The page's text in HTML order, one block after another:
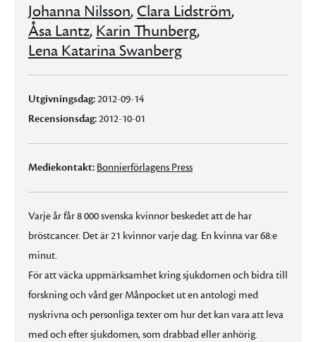
Johanna Nilsson, Clara Lidström,
Åsa Lantz, Karin Thunberg,
Lena Katarina Swanberg
Utgivningsdag:2012-09-14
Recensionsdag:2012-10-01
Mediekontakt: Bonnierförlagens Press
Varje år får 8 000 svenska kvinnor beskedet att de har
bröstcancer. Det är 21 kvinnor varje dag. En kvinna var 68:e
minut.
För att väcka uppmärksamhet kring sjukdomen och bidra till
forskning och vård ger Månpocket ut en antologi med
nyskrivna och personliga texter om hur det kan vara att leva
med och efter sjukdomen, som drabbad eller anhörig.